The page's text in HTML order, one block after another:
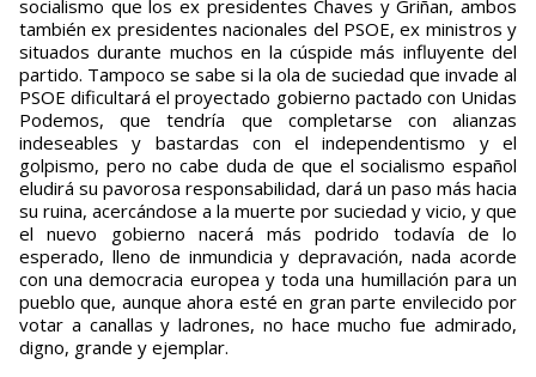
socialismo que los ex presidentes Chaves y Griñan, ambos
también ex presidentes nacionales del PSOE, ex ministros y
situados durante muchos en la cúspide más influyente del
partido. Tampoco se sabe si la ola de suciedad que invade al
PSOE dificultará el proyectado gobierno pactado con Unidas
Podemos, que tendría que completarse con alianzas
indeseables y bastardas con el independentismo y el
golpismo, pero no cabe duda de que el socialismo español
eludirá su pavorosa responsabilidad, dará un paso más hacia
su ruina, acercándose a la muerte por suciedad y vicio, y que
el nuevo gobierno nacerá más podrido todavía de lo
esperado, lleno de inmundicia y depravación, nada acorde
con una democracia europea y toda una humillación para un
pueblo que, aunque ahora esté en gran parte envilecido por
votar a canallas y ladrones, no hace mucho fue admirado,
digno, grande y ejemplar.